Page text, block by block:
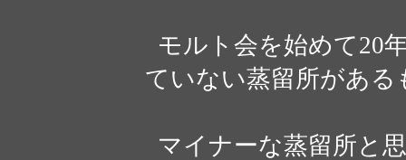
モルト会を始めて20
ていない蒸留所がある
マイナーな蒸留所と